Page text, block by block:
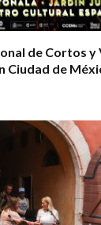
de Cortos y
Ciudad de